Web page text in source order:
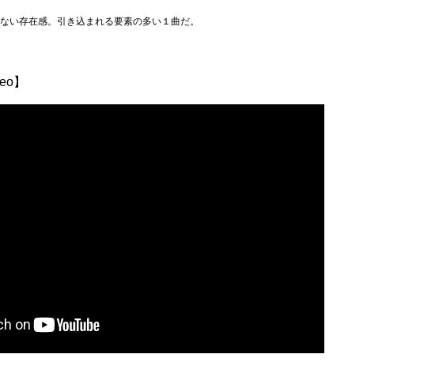
い存在感。引き込まれる要素の多い１曲だ。
】